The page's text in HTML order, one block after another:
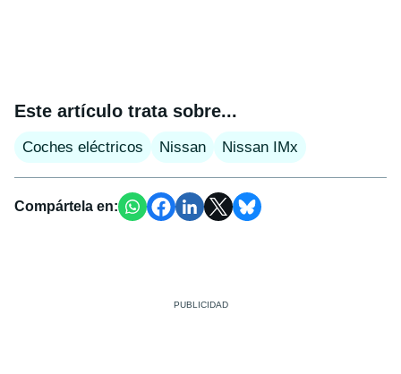
Este artículo trata sobre...
Coches eléctricos Nissan Nissan IMx
Compártela en: